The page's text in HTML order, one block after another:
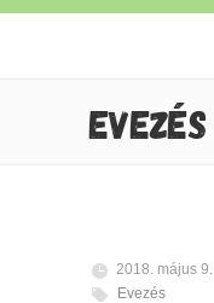
EVEZÉS
2018. május 9.
Evezés